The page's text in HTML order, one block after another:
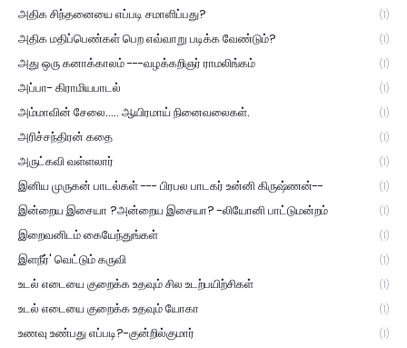
அதிக சிந்தனையை எப்படி சமாளிப்பது? (1)
அதிக மதிப்பெண்கள் பெற எவ்வாறு படிக்க வேண்டும்? (1)
அது ஒரு கனாக்காலம் ---வழக்கறிஞர் ராமலிங்கம் (1)
அப்பா- கிராமியபாடல் (1)
அம்மாவின் சேலை..... ஆயிரமாய் நினைவலைகள். (1)
அரிச்சந்திரன் கதை (1)
அருட்கவி வள்ளலார் (1)
இனிய முருகன் பாடல்கள் --- பிரபல பாடகர் உன்னி கிருஷ்ணன்-- (1)
இன்றைய இசையா ?அன்றைய இசையா? -லியோனி பாட்டுமன்றம் (1)
இறைவனிடம் கையேந்துங்கள் (1)
இளநீர்' வெட்டும் கருவி (1)
உடல் எடையை குறைக்க உதவும் சில உடற்பயிற்சிகள் (1)
உடல் எடையை குறைக்க உதவும் யோகா (1)
உணவு உண்பது எப்படி?-குன்றில்குமார் (1)